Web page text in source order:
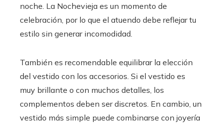
noche. La Nochevieja es un momento de
celebración, por lo que el atuendo debe reflejar tu
estilo sin generar incomodidad.
También es recomendable equilibrar la elección
del vestido con los accesorios. Si el vestido es
muy brillante o con muchos detalles, los
complementos deben ser discretos. En cambio, un
vestido más simple puede combinarse con joyería